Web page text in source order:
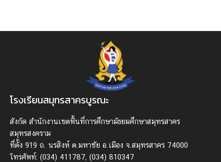
โรงเรียนสมุทรสาครบูรณะ
สังกัด สํานักงานเขตพื้นที่การศึกษามัธยมศึกษาสมุทรสาคร
สมุทรสงคราม
ที่ตั้ง 919 ถ. นรสิงห์ ต.มหาชัย อ.เมือง จ.สมุทรสาคร 74000
โทรศัพท์: (034) 411787, (034) 810347